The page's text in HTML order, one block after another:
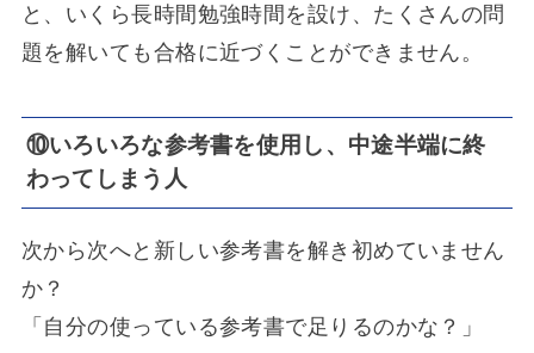
と、いくら長時間勉強時間を設け、たくさんの問
題を解いても合格に近づくことができません。
⑩いろいろな参考書を使用し、中途半端に終
わってしまう人
次から次へと新しい参考書を解き初めていません
か？
「自分の使っている参考書で足りるのかな？」